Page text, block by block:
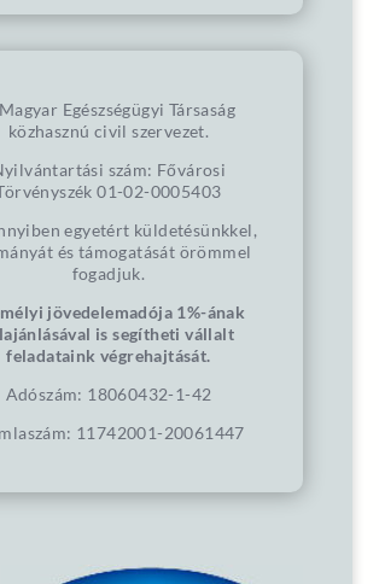
Egészségügyi Társaság
közhasznú civil szervezet.
szám: Fővárosi
01-02-0005403
egyetért küldetésünkkel,
és támogatását örömmel
fogadjuk.
jövedelemadója 1%-ának
is segítheti vállalt
feladataink végrehajtását.
Adószám: 18060432-1-42
11742001-20061447